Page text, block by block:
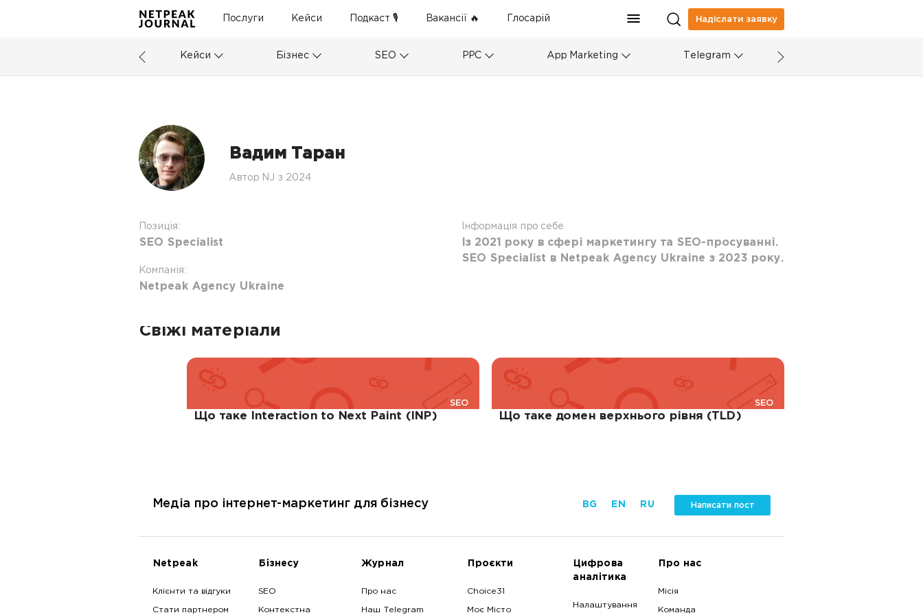
Послуги Кейси Подкаст 🎙 Вакансії 🔥 Глосарій Надіслати заявку
Кейси Бізнес SEO PPC App Marketing Telegram
Вадим Таран
Автор NJ з 2024
Позиція:
SEO Specialist
Компанія:
Netpeak Agency Ukraine
Інформація про себе
Із 2021 року в сфері маркетингу та SEO-просуванні.
SEO Specialist в Netpeak Agency Ukraine з 2023 року.
Свіжі матеріали
SEO
Що таке Interaction to Next Paint (INP)
SEO
Що таке домен верхнього рівня (TLD)
Медіа про інтернет-маркетинг для бізнесу BG EN RU Написати пост
Netpeak
Клієнти та відгуки
Стати партнером
Бізнесу
SEO
Контекстна
Журнал
Про нас
Наш Telegram
Проєкти
Choice31
Моє Місто
Цифрова
аналітика
Налаштування
Про нас
Місія
Команда